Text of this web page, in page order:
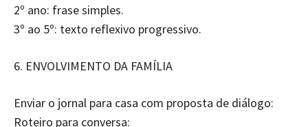
2º ano: frase simples.
3º ao 5º: texto reflexivo progressivo.
6.⁠ ⁠ENVOLVIMENTO DA FAMÍLIA
Enviar o jornal para casa com proposta de diálogo:
Roteiro para conversa: